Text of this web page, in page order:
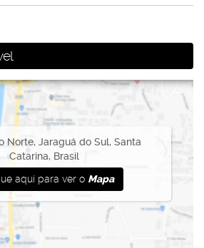
Norte, Jaraguá do Sul, Santa
Catarina, Brasil
aqui para ver o Mapa